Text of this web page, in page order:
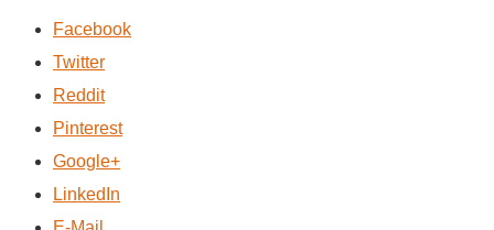
Facebook
Twitter
Reddit
Pinterest
Google+
LinkedIn